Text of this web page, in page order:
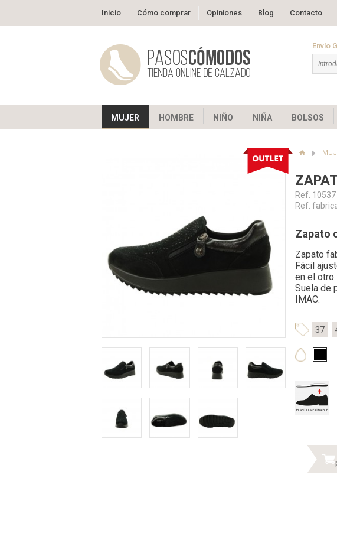
Inicio Cómo comprar Opiniones Blog Contacto
Envío
MUJER HOMBRE NIÑO NIÑA BOLSOS
Ref. 10537
Ref.
Zapato
Zapato
Fácil
en el otro
Suela de
IMAC.
37